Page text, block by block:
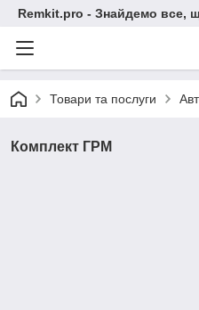
Remkit.pro - Знайдемо все,
Товари та послуги
Комплект ГРМ